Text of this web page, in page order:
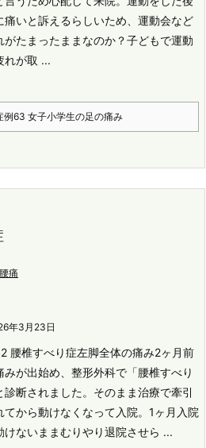
痛いと訴えるらしいため、運動会など
がたまったままなのか？子どもで運動
れが取 ...
例63 女子小学生の足の痛み
腰痛
年3月23日
腰椎すべり症左脚全体の痛み2ヶ月前
みが出始め、整形外科で「腰椎すべり
診断されました。 そのまま治療で牽引
てから動けなくなって入院。 1ヶ月入院
けないままむりやり退院させら ...